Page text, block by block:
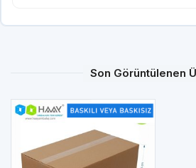
Son Görüntülenen